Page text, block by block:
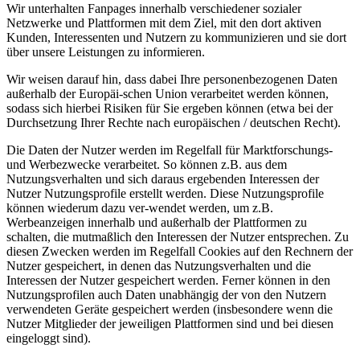
Wir unterhalten Fanpages innerhalb verschiedener sozialer
Netzwerke und Plattformen mit dem Ziel, mit den dort aktiven
Kunden, Interessenten und Nutzern zu kommunizieren und sie dort
über unsere Leistungen zu informieren.
Wir weisen darauf hin, dass dabei Ihre personenbezogenen Daten
außerhalb der Europäi-schen Union verarbeitet werden können,
sodass sich hierbei Risiken für Sie ergeben können (etwa bei der
Durchsetzung Ihrer Rechte nach europäischen / deutschen Recht).
Die Daten der Nutzer werden im Regelfall für Marktforschungs-
und Werbezwecke verarbeitet. So können z.B. aus dem
Nutzungsverhalten und sich daraus ergebenden Interessen der
Nutzer Nutzungsprofile erstellt werden. Diese Nutzungsprofile
können wiederum dazu ver-wendet werden, um z.B.
Werbeanzeigen innerhalb und außerhalb der Plattformen zu
schalten, die mutmaßlich den Interessen der Nutzer entsprechen. Zu
diesen Zwecken werden im Regelfall Cookies auf den Rechnern der
Nutzer gespeichert, in denen das Nutzungsverhalten und die
Interessen der Nutzer gespeichert werden. Ferner können in den
Nutzungsprofilen auch Daten unabhängig der von den Nutzern
verwendeten Geräte gespeichert werden (insbesondere wenn die
Nutzer Mitglieder der jeweiligen Plattformen sind und bei diesen
eingeloggt sind).